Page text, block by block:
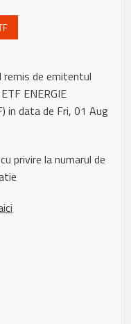
remis de emitentul
ENERGIE
in data de Fri, 01 Aug
privire la numarul de